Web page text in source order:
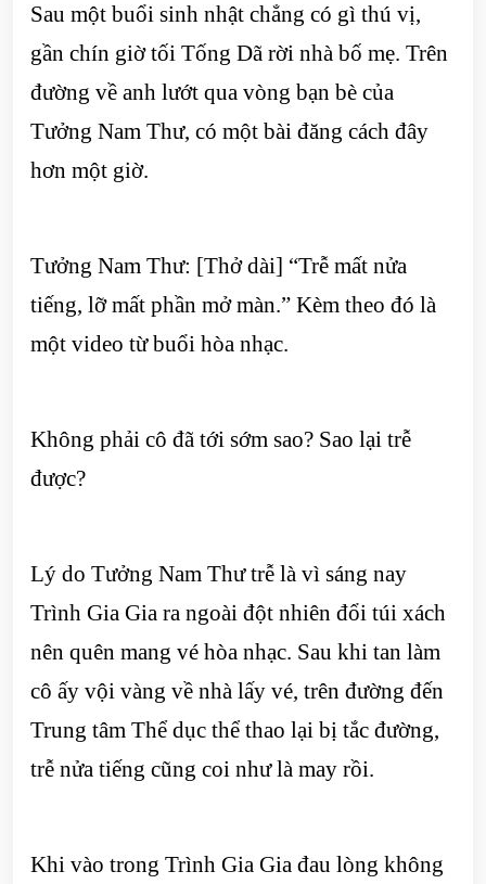
Sau một buổi sinh nhật chẳng có gì thú vị,
gần chín giờ tối Tống Dã rời nhà bố mẹ. Trên
đường về anh lướt qua vòng bạn bè của
Tưởng Nam Thư, có một bài đăng cách đây
hơn một giờ.
Tưởng Nam Thư: [Thở dài] “Trễ mất nửa
tiếng, lỡ mất phần mở màn.” Kèm theo đó là
một video từ buổi hòa nhạc.
Không phải cô đã tới sớm sao? Sao lại trễ
được?
Lý do Tưởng Nam Thư trễ là vì sáng nay
Trình Gia Gia ra ngoài đột nhiên đổi túi xách
nên quên mang vé hòa nhạc. Sau khi tan làm
cô ấy vội vàng về nhà lấy vé, trên đường đến
Trung tâm Thể dục thể thao lại bị tắc đường,
trễ nửa tiếng cũng coi như là may rồi.
Khi vào trong Trình Gia Gia đau lòng không